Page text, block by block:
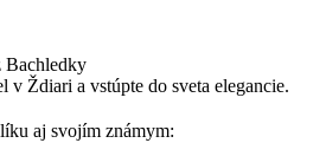
Bachledky
v Ždiari a vstúpte do sveta elegancie.
aj svojím známym: